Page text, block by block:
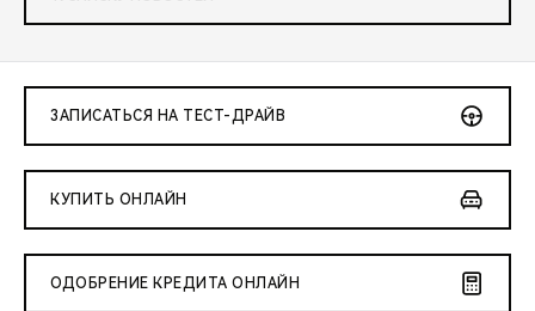
ЗАПИСАТЬСЯ НА ТЕСТ-ДРАЙВ
КУПИТЬ ОНЛАЙН
ОДОБРЕНИЕ КРЕДИТА ОНЛАЙН